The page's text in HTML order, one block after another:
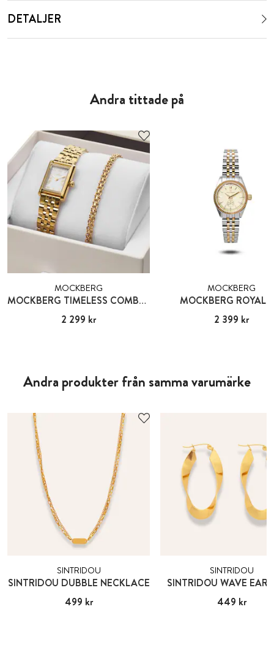
DETALJER
Andra tittade på
MOCKBERG
MOCKBERG TIMELESS COMBO GOLD
Pris :2 299 kr
2 299 kr
MOCKBERG
MOCKBERG ROYAL
Pris :2 399 kr
2 399 kr
Andra produkter från samma varumärke
SINTRIDOU
SINTRIDOU DUBBLE NECKLACE
Pris:499 kr
499 kr
SINTRIDOU
SINTRIDOU WAVE
Pris:449 kr
449 kr